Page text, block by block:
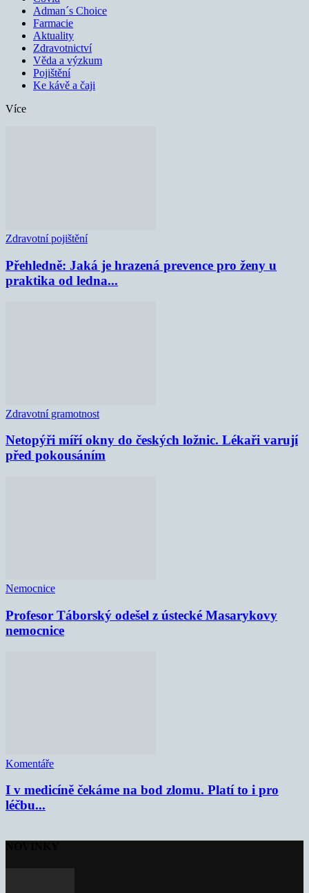
Adman´s Choice
Farmacie
Aktuality
Zdravotnictví
Věda a výzkum
Pojištění
Ke kávě a čaji
Více
Zdravotní pojištění
Přehledně: Jaká je hrazená prevence pro ženy u
praktika od ledna...
Zdravotní gramotnost
Netopýři míří okny do českých ložnic. Lékaři varují
před pokousáním
Nemocnice
Profesor Táborský odešel z ústecké Masarykovy
nemocnice
Komentáře
I v medicíně čekáme na bod zlomu. Platí to i pro
léčbu...